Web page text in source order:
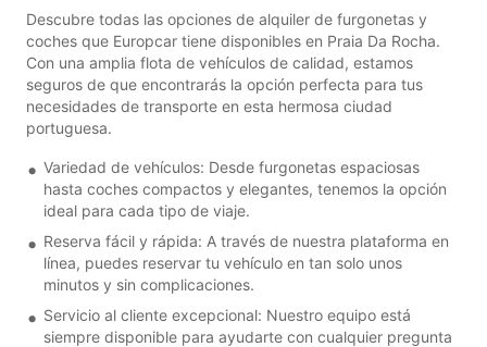
Descubre todas las opciones de alquiler de furgonetas y
coches que Europcar tiene disponibles en Praia Da Rocha.
Con una amplia flota de vehículos de calidad, estamos
seguros de que encontrarás la opción perfecta para tus
necesidades de transporte en esta hermosa ciudad
portuguesa.
Variedad de vehículos: Desde furgonetas espaciosas
hasta coches compactos y elegantes, tenemos la opción
ideal para cada tipo de viaje.
Reserva fácil y rápida: A través de nuestra plataforma en
línea, puedes reservar tu vehículo en tan solo unos
minutos y sin complicaciones.
Servicio al cliente excepcional: Nuestro equipo está
siempre disponible para ayudarte con cualquier pregunta